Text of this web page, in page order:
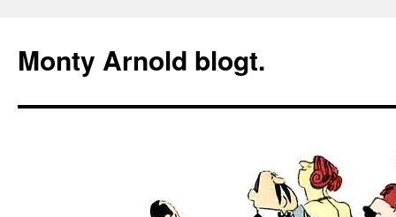
springen
Monty Arnold blogt.